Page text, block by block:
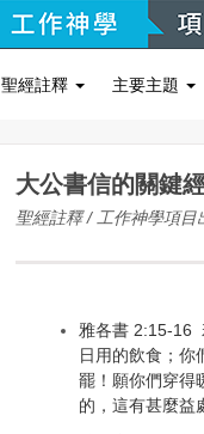
聖經註釋 主要主題
大公書信的關鍵
聖經註釋 / 工作神學項目
雅各書 2:15-16
日用的飲食；你
罷！願你們穿得
的，這有甚麼益